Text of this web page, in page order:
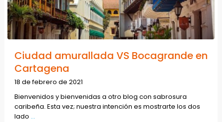
Ciudad amurallada VS Bocagrande en
Cartagena
18 de febrero de 2021
Bienvenidos y bienvenidas a otro blog con sabrosura
caribeña. Esta vez; nuestra intención es mostrarte los dos
lado ...